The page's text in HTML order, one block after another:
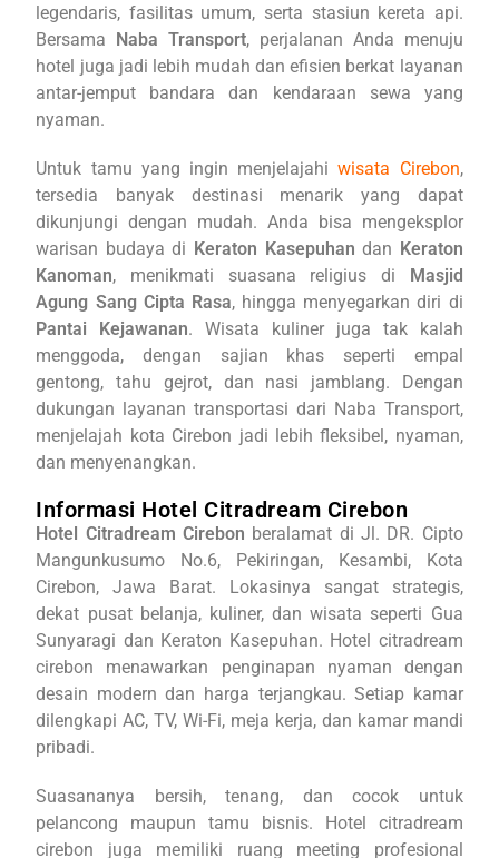
legendaris, fasilitas umum, serta stasiun kereta api.
Bersama Naba Transport, perjalanan Anda menuju
hotel juga jadi lebih mudah dan efisien berkat layanan
antar-jemput bandara dan kendaraan sewa yang
nyaman.
Untuk tamu yang ingin menjelajahiwisata Cirebon,
tersedia banyak destinasi menarik yang dapat
dikunjungi dengan mudah. Anda bisa mengeksplor
warisan budaya di Keraton Kasepuhan dan Keraton
Kanoman, menikmati suasana religius di Masjid
Agung Sang Cipta Rasa, hingga menyegarkan diri di
Pantai Kejawanan. Wisata kuliner juga tak kalah
menggoda, dengan sajian khas seperti empal
gentong, tahu gejrot, dan nasi jamblang. Dengan
dukungan layanan transportasi dari Naba Transport,
menjelajah kota Cirebon jadi lebih fleksibel, nyaman,
dan menyenangkan.
Informasi Hotel Citradream Cirebon
Hotel Citradream Cirebon beralamat di Jl. DR. Cipto
Mangunkusumo No.6, Pekiringan, Kesambi, Kota
Cirebon, Jawa Barat. Lokasinya sangat strategis,
dekat pusat belanja, kuliner, dan wisata seperti Gua
Sunyaragi dan Keraton Kasepuhan. Hotel citradream
cirebon menawarkan penginapan nyaman dengan
desain modern dan harga terjangkau. Setiap kamar
dilengkapi AC, TV, Wi-Fi, meja kerja, dan kamar mandi
pribadi.
Suasananya bersih, tenang, dan cocok untuk
pelancong maupun tamu bisnis. Hotel citradream
cirebon juga memiliki ruang meeting profesional